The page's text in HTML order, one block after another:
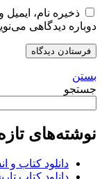
ذخیره نام،
دوباره دیدگاهی
بستن
جستجو
نوشته‌های
دانلود کتاب و